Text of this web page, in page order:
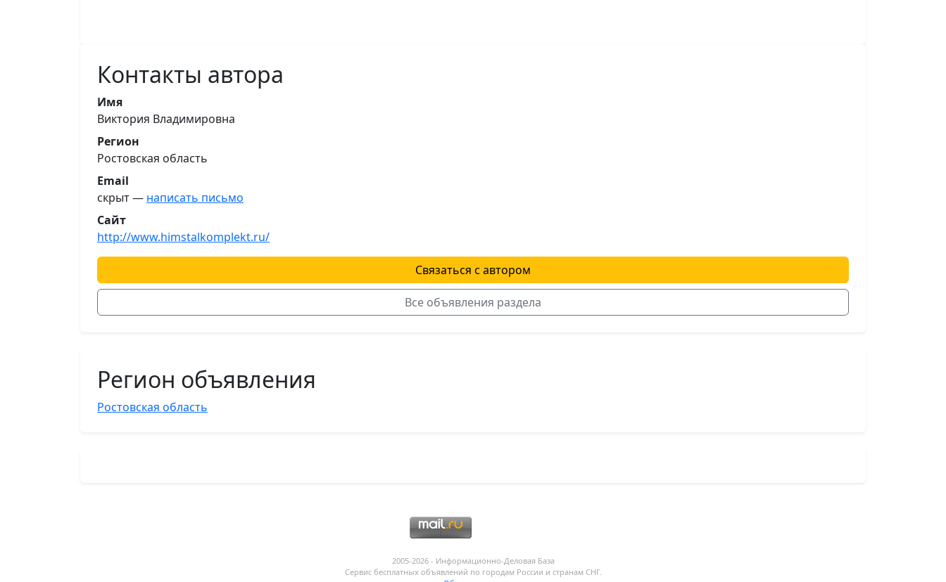
Контакты автора
Имя
Виктория Владимировна
Регион
Ростовская область
Email
скрыт — написать письмо
Сайт
http://www.himstalkomplekt.ru/
Связаться с автором
Все объявления раздела
Регион объявления
Ростовская область
2005-2026 - Информационнo-Деловая База
Сервис бесплатных объявлений по городам России и странам СНГ.